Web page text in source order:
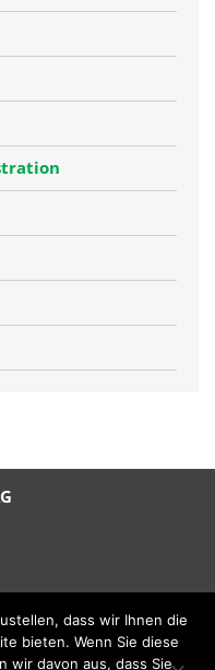
dass wir Ihnen die
bieten. Wenn Sie diese
wir davon aus, dass Sie